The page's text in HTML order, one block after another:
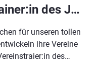
DTB sucht Vereinstrainer:in des Jahres 2022
für unseren tollen
ihre Vereine
des
die vielfältige Arbeit